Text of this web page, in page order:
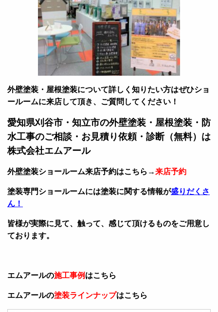
外壁塗装・屋根塗装について詳しく知りたい方はぜひショ
ールームに来店して頂き、ご質問してください！
愛知県刈谷市・知立市の外壁塗装・屋根塗装・防
水工事のご相談・お見積り依頼・診断（無料）は
株式会社エムアール
外壁塗装ショールーム来店予約はこちら→来店予約
塗装専門ショールームには塗装に関する情報が盛りだくさ
ん！
皆様が実際に見て、触って、感じて頂けるものをご用意し
ております。
エムアールの施工事例 はこちら
エムアールの塗装ラインナップはこちら